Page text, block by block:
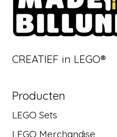
CREATIEF in LEGO®
Producten
LEGO Sets
LEGO Merchandise